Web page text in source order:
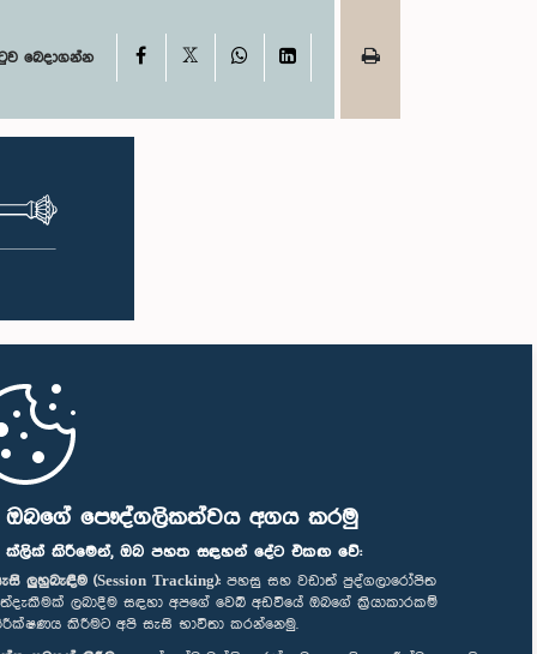
ඔබගේ පෞද්ගලිකත්වය අගය කරමු
ක්ලික් කිරීමෙන්, ඔබ පහත සඳහන් දේට එකඟ වේ:
ලුහුබැඳීම (Session Tracking): පහසු සහ වඩාත් පුද්ගලාරෝපිත
ලබාදීම සඳහා අපගේ වෙබ් අඩවියේ ඔබගේ ක්‍රියාකාරකම්
කිරීමට අපි සැසි භාවිතා කරන්නෙමු.
බෙදාගන්න Facebook WhatsAppLinkedIn